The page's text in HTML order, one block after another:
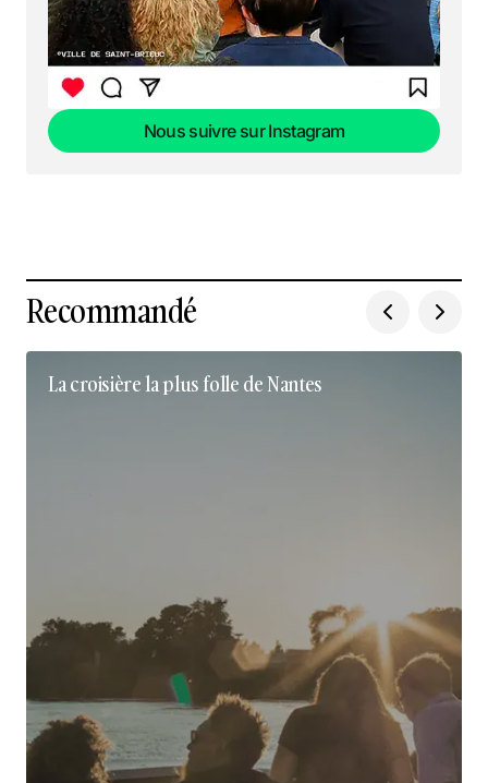
Nous suivre sur Instagram
Recommandé
La croisière la plus folle de Nantes